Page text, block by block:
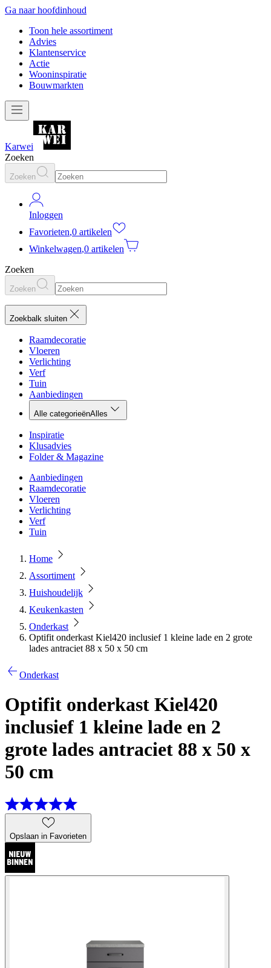
Ga naar hoofdinhoud
Toon hele assortiment
Advies
Klantenservice
Actie
Wooninspiratie
Bouwmarkten
Karwei
Zoeken
Zoeken
Inloggen
Favorieten,0 artikelen
Winkelwagen,0 artikelen
Zoeken
Zoeken
Zoekbalk sluiten
Raamdecoratie
Vloeren
Verlichting
Verf
Tuin
Aanbiedingen
Alle categorieënAlles
Inspiratie
Klusadvies
Folder & Magazine
Aanbiedingen
Raamdecoratie
Vloeren
Verlichting
Verf
Tuin
Home
Assortiment
Huishoudelijk
Keukenkasten
Onderkast
Optifit onderkast Kiel420 inclusief 1 kleine lade en 2 grote
lades antraciet 88 x 50 x 50 cm
Onderkast
Optifit onderkast Kiel420
inclusief 1 kleine lade en 2
grote lades antraciet 88 x 50 x
50 cm
Opslaan in Favorieten